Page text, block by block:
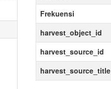
Frekuensi
harvest_object_id
harvest_source_id
harvest_source_title